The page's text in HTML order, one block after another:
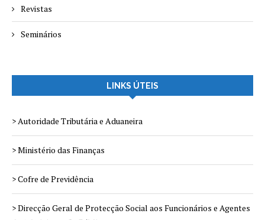
Revistas
Seminários
LINKS ÚTEIS
> Autoridade Tributária e Aduaneira
> Ministério das Finanças
> Cofre de Previdência
> Direcção Geral de Protecção Social aos Funcionários e Agentes